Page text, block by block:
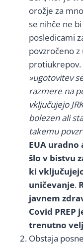
orožje za
se nihče ne
posledicami
povzročeno
protiukrepov.
»ugotovitev
razmere na
vključujejo
bolezen ali
takemu
EUA
šlo v bistvu
ki
uničevanje.
javnem
Covid
trenutno
Obstaja